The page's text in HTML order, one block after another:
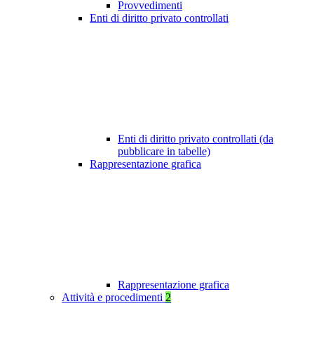
Provvedimenti
Enti di diritto privato controllati
Enti di diritto privato controllati (da
pubblicare in tabelle)
Rappresentazione grafica
Rappresentazione grafica
Attività e procedimenti 2